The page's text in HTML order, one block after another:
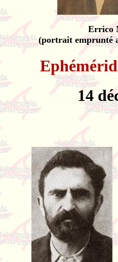
Errico
(portrait emprunté
14